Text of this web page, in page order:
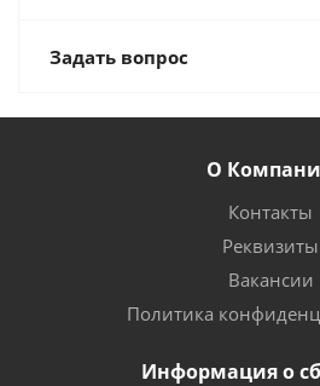
Задать вопрос
О
Контакты
Реквизиты
Вакансии
Политика
Информация о